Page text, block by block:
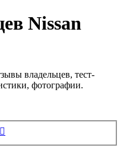
Nissan
владельцев, тест-
фотографии.